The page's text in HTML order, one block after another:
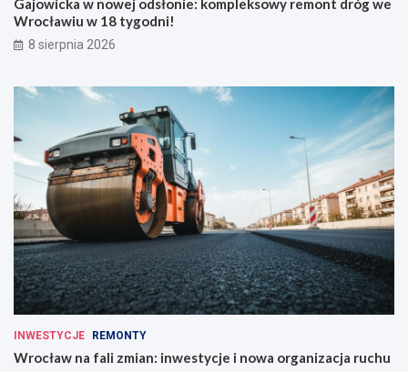
Gajowicka w nowej odsłonie: kompleksowy remont dróg we
Wrocławiu w 18 tygodni!
8 sierpnia 2026
INWESTYCJE REMONTY
Wrocław na fali zmian: inwestycje i nowa organizacja ruchu